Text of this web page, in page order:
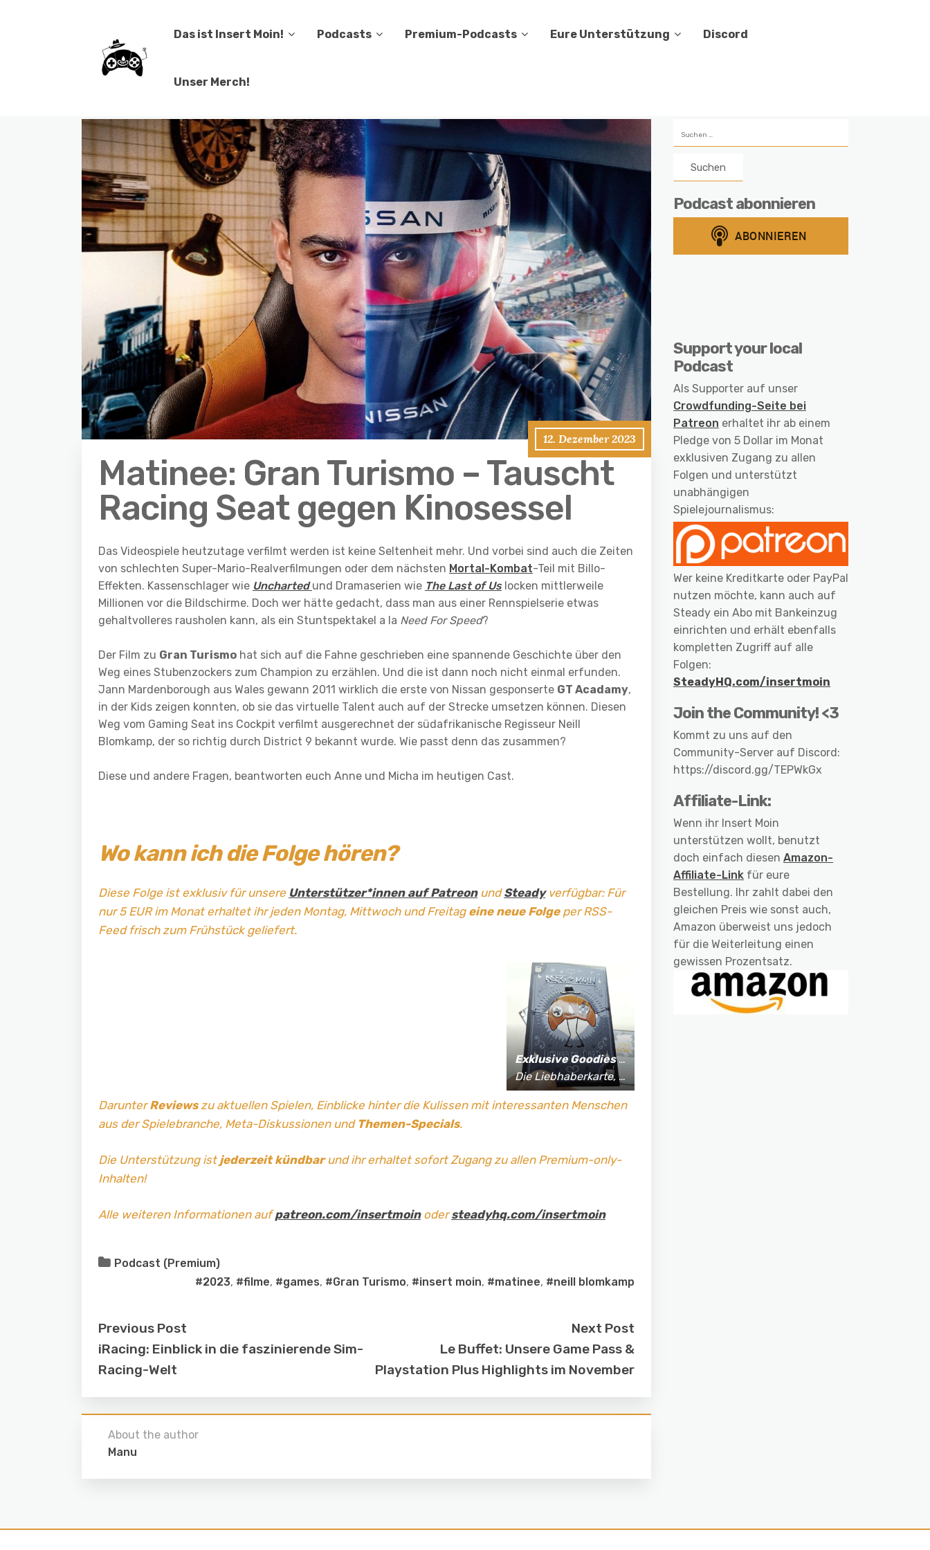
Das ist Insert Moin! Podcasts Premium-Podcasts Eure Unterstützung Discord
Unser Merch!
12. Dezember 2023
Matinee: Gran Turismo – Tauscht
Racing Seat gegen Kinosessel
Das Videospiele heutzutage verfilmt werden ist keine Seltenheit mehr. Und vorbei sind auch die Zeiten
von schlechten Super-Mario-Realverfilmungen oder dem nächsten Mortal-Kombat-Teil mit Billo-
Effekten. Kassenschlager wie Uncharted und Dramaserien wie The Last of Uslocken mittlerweile
Millionen vor die Bildschirme. Doch wer hätte gedacht, dass man aus einer Rennspielserie etwas
gehaltvolleres rausholen kann, als ein Stuntspektakel a la Need For Speed?
Der Film zu Gran Turismo hat sich auf die Fahne geschrieben eine spannende Geschichte über den
Weg eines Stubenzockers zum Champion zu erzählen. Und die ist dann noch nicht einmal erfunden.
Jann Mardenborough aus Wales gewann 2011 wirklich die erste von Nissan gesponserte GT Acadamy,
in der Kids zeigen konnten, ob sie das virtuelle Talent auch auf der Strecke umsetzen können. Diesen
Weg vom Gaming Seat ins Cockpit verfilmt ausgerechnet der südafrikanische Regisseur Neill
Blomkamp, der so richtig durch District 9 bekannt wurde. Wie passt denn das zusammen?
Diese und andere Fragen, beantworten euch Anne und Micha im heutigen Cast.
Wo kann ich die Folge hören?
Diese Folge ist exklusiv für unsere Unterstützer*innen auf PatreonundSteadyverfügbar: Für
nur 5 EUR im Monat erhaltet ihr jeden Montag, Mittwoch und Freitageine neue Folgeper RSS-
Feed frisch zum Frühstück geliefert.
Exklusive Goodiesfür Supporter*innen:
Die Liebhaberkarte, jährlich limitierte Fan-Shirts und vieles mehr!
DarunterReviewszu aktuellen Spielen, Einblicke hinter die Kulissen mit interessanten Menschen
aus der Spielebranche, Meta-Diskussionen und Themen-Specials.
Die Unterstützung istjederzeit kündbarund ihr erhaltet sofort Zugang zu allen Premium-only-
Inhalten!
Alle weiteren Informationen aufpatreon.com/insertmoinodersteadyhq.com/insertmoin
Podcast (Premium)
#2023, #filme, #games, #Gran Turismo, #insert moin, #matinee, #neill blomkamp
Previous Post
iRacing: Einblick in die faszinierende Sim-
Racing-Welt
Next Post
Le Buffet: Unsere Game Pass &
Playstation Plus Highlights im November
About the author
Manu
nach:
Podcast abonnieren
Support your local
Podcast
Als Supporter auf unser
Crowdfunding-Seite bei
Patreon erhaltet ihr ab einem
Pledge von 5 Dollar im Monat
exklusiven Zugang zu allen
Folgen und unterstützt
unabhängigen
Spielejournalismus:
Wer keine Kreditkarte oder PayPal
nutzen möchte, kann auch auf
Steady ein Abo mit Bankeinzug
einrichten und erhält ebenfalls
kompletten Zugriff auf alle
Folgen:
SteadyHQ.com/insertmoin
Join the Community! <3
Kommt zu uns auf den
Community-Server auf Discord:
https://discord.gg/TEPWkGx
Affiliate-Link:
Wenn ihr Insert Moin
unterstützen wollt, benutzt
doch einfach diesen Amazon-
Affiliate-Link für eure
Bestellung. Ihr zahlt dabei den
gleichen Preis wie sonst auch,
Amazon überweist uns jedoch
für die Weiterleitung einen
gewissen Prozentsatz.